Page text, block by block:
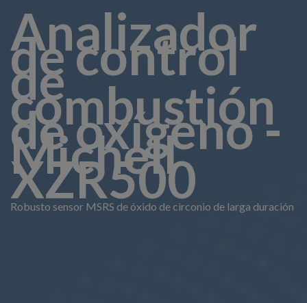
Analizador
de control
de
combustión
de oxígeno -
Michell
XZR500
Robusto sensor MSRS de óxido de circonio de larga duración